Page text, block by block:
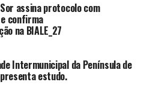
assina protocolo com
confirma
na BIALE_27
Intermunicipal da Península de
estudo.